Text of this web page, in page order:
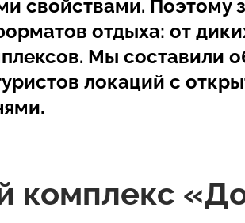
свойствами. Поэтому
отдыха: от
Мы составили
локаций с
комплекс